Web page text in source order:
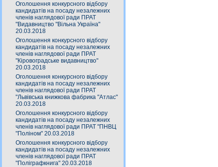
Оголошення конкурсного відбору
кандидатів на посаду незалежних
членів наглядової ради ПРАТ
"Видавництво "Вільна Україна"
20.03.2018
Оголошення конкурсного відбору
кандидатів на посаду незалежних
членів наглядової ради ПРАТ
"Кіровоградське видавництво"
20.03.2018
Оголошення конкурсного відбору
кандидатів на посаду незалежних
членів наглядової ради ПРАТ
"Львівська книжкова фабрика "Атлас"
20.03.2018
Оголошення конкурсного відбору
кандидатів на посаду незалежних
членів наглядової ради ПРАТ "ПНВЦ
"Поліном" 20.03.2018
Оголошення конкурсного відбору
кандидатів на посаду незалежних
членів наглядової ради ПРАТ
"Поліграфкнига" 20.03.2018